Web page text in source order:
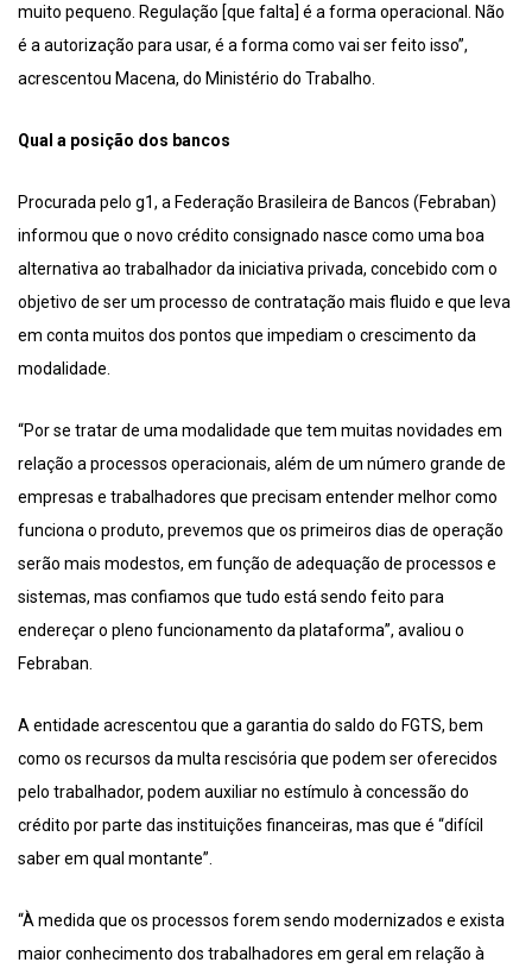
muito pequeno. Regulação [que falta] é a forma operacional. Não
é a autorização para usar, é a forma como vai ser feito isso”,
acrescentou Macena, do Ministério do Trabalho.
Qual a posição dos bancos
Procurada pelo g1, a Federação Brasileira de Bancos (Febraban)
informou que o novo crédito consignado nasce como uma boa
alternativa ao trabalhador da iniciativa privada, concebido com o
objetivo de ser um processo de contratação mais fluido e que leva
em conta muitos dos pontos que impediam o crescimento da
modalidade.
“Por se tratar de uma modalidade que tem muitas novidades em
relação a processos operacionais, além de um número grande de
empresas e trabalhadores que precisam entender melhor como
funciona o produto, prevemos que os primeiros dias de operação
serão mais modestos, em função de adequação de processos e
sistemas, mas confiamos que tudo está sendo feito para
endereçar o pleno funcionamento da plataforma”, avaliou o
Febraban.
A entidade acrescentou que a garantia do saldo do FGTS, bem
como os recursos da multa rescisória que podem ser oferecidos
pelo trabalhador, podem auxiliar no estímulo à concessão do
crédito por parte das instituições financeiras, mas que é “difícil
saber em qual montante”.
“À medida que os processos forem sendo modernizados e exista
maior conhecimento dos trabalhadores em geral em relação à